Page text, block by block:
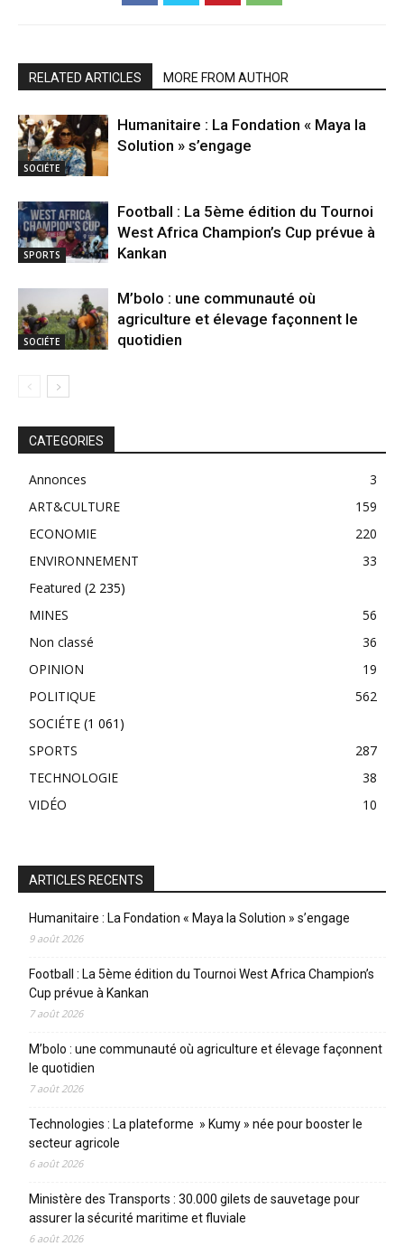
RELATED ARTICLES MORE FROM AUTHOR
SOCIÉTE
Humanitaire : La Fondation « Maya la
Solution » s’engage
SPORTS
Football : La 5ème édition du Tournoi
West Africa Champion’s Cup prévue à
Kankan
SOCIÉTE
M’bolo : une communauté où
agriculture et élevage façonnent le
quotidien
CATEGORIES
Annonces
3
ART&CULTURE
159
ECONOMIE
220
ENVIRONNEMENT
33
Featured (2 235)
MINES
56
Non classé
36
OPINION
19
POLITIQUE
562
SOCIÉTE (1 061)
SPORTS
287
TECHNOLOGIE
38
VIDÉO
10
ARTICLES RECENTS
Humanitaire : La Fondation « Maya la Solution » s’engage
9 août 2026
Football : La 5ème édition du Tournoi West Africa Champion’s
Cup prévue à Kankan
7 août 2026
M’bolo : une communauté où agriculture et élevage façonnent
le quotidien
7 août 2026
Technologies : La plateforme » Kumy » née pour booster le
secteur agricole
6 août 2026
Ministère des Transports : 30.000 gilets de sauvetage pour
assurer la sécurité maritime et fluviale
6 août 2026